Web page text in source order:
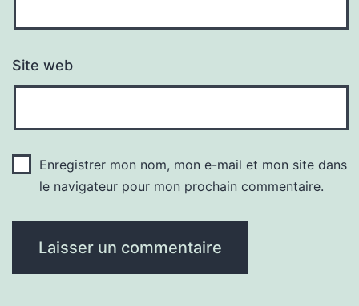
Site web
Enregistrer mon nom, mon e-mail et mon site dans
le navigateur pour mon prochain commentaire.